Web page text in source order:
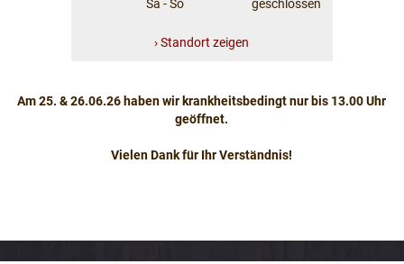
Sa - So
geschlossen
› Standort zeigen
Am 25. & 26.06.26 haben wir krankheitsbedingt nur bis 13.00 Uhr
geöffnet.
Vielen Dank für Ihr Verständnis!